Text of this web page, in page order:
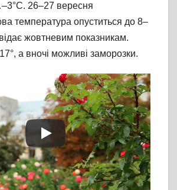
26–27 вересня
температура опуститься до 8–
жовтневим показникам.
а вночі можливі заморозки.